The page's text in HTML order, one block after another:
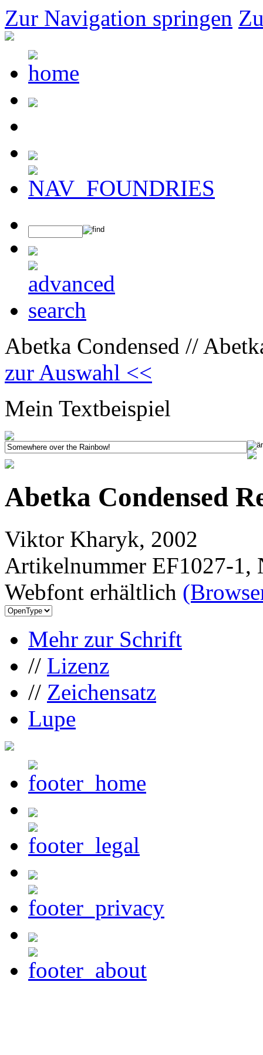
Zur Navigation springen
Abetka Condensed //
zur Auswahl <<
Mein Textbeispiel
Abetka Condensed
Viktor Kharyk, 2002
Artikelnummer EF1027-1,
Webfont erhältlich
Mehr zur Schrift
// Lizenz
// Zeichensatz
Lupe